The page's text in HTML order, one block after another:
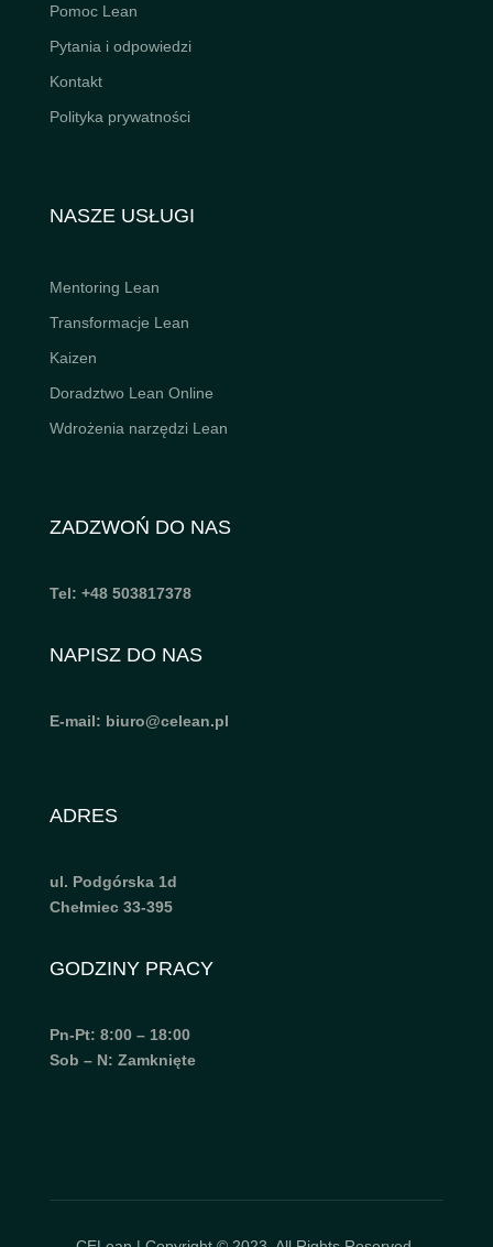
Pomoc Lean
Pytania i odpowiedzi
Kontakt
Polityka prywatności
NASZE USŁUGI
Mentoring Lean
Transformacje Lean
Kaizen
Doradztwo Lean Online
Wdrożenia narzędzi Lean
ZADZWOŃ DO NAS
Tel: +48 503817378
NAPISZ DO NAS
E-mail: biuro@celean.pl
ADRES
ul. Podgórska 1d
Chełmiec 33-395
GODZINY PRACY
Pn-Pt: 8:00 – 18:00
Sob – N: Zamknięte